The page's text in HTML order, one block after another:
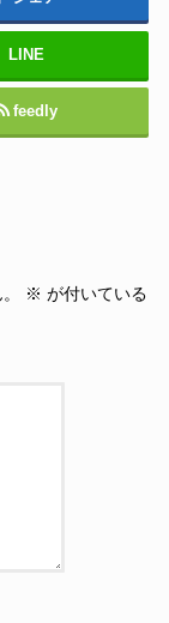
LINE
feedly
※ が付いている